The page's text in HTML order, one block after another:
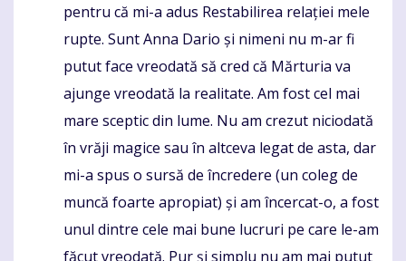
pentru că mi-a adus Restabilirea relației mele
rupte. Sunt Anna Dario și nimeni nu m-ar fi
putut face vreodată să cred că Mărturia va
ajunge vreodată la realitate. Am fost cel mai
mare sceptic din lume. Nu am crezut niciodată
în vrăji magice sau în altceva legat de asta, dar
mi-a spus o sursă de încredere (un coleg de
muncă foarte apropiat) și am încercat-o, a fost
unul dintre cele mai bune lucruri pe care le-am
făcut vreodată. Pur și simplu nu am mai putut